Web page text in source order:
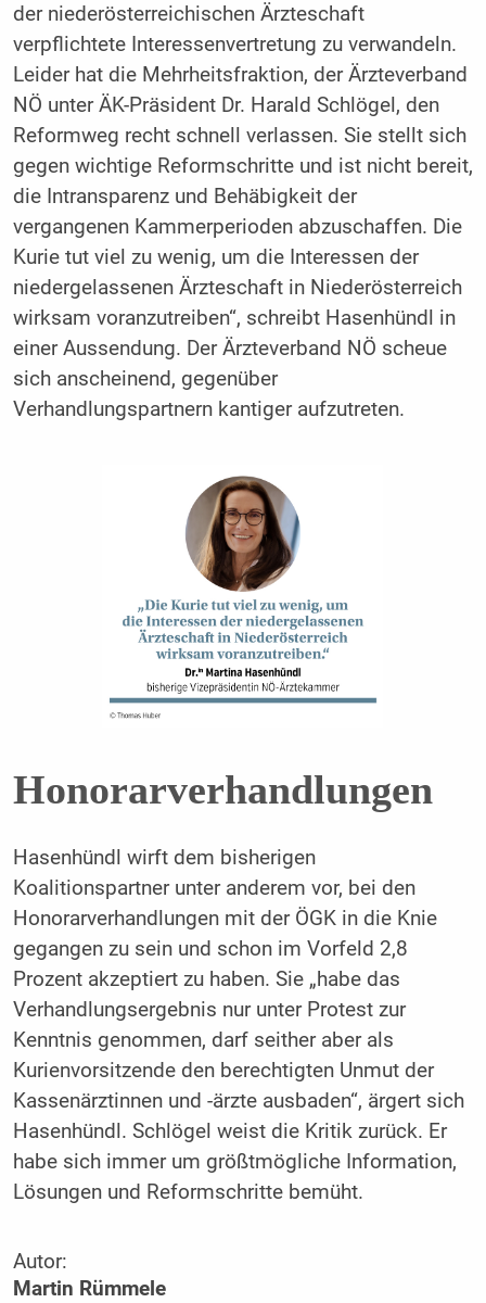
der niederösterreichischen Ärzteschaft
verpflichtete Interessenvertretung zu verwandeln.
Leider hat die Mehrheitsfraktion, der Ärzteverband
NÖ unter ÄK-Präsident Dr. Harald Schlögel, den
Reformweg recht schnell verlassen. Sie stellt sich
gegen wichtige Reformschritte und ist nicht bereit,
die Intransparenz und Behäbigkeit der
vergangenen Kammerperioden abzuschaffen. Die
Kurie tut viel zu wenig, um die Interessen der
niedergelassenen Ärzteschaft in Niederösterreich
wirksam voranzutreiben“, schreibt Hasenhündl in
einer Aussendung. Der Ärzteverband NÖ scheue
sich anscheinend, gegenüber
Verhandlungspartnern kantiger aufzutreten.
Honorarverhandlungen
Hasenhündl wirft dem bisherigen
Koalitionspartner unter anderem vor, bei den
Honorarverhandlungen mit der ÖGK in die Knie
gegangen zu sein und schon im Vorfeld 2,8
Prozent akzeptiert zu haben. Sie „habe das
Verhandlungsergebnis nur unter Protest zur
Kenntnis genommen, darf seither aber als
Kurienvorsitzende den berechtigten Unmut der
Kassenärztinnen und -ärzte ausbaden“, ärgert sich
Hasenhündl. Schlögel weist die Kritik zurück. Er
habe sich immer um größtmögliche Information,
Lösungen und Reformschritte bemüht.
Autor:
Martin Rümmele